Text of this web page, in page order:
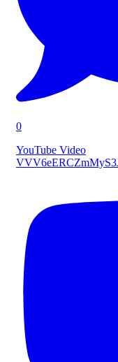
0
YouTube Video